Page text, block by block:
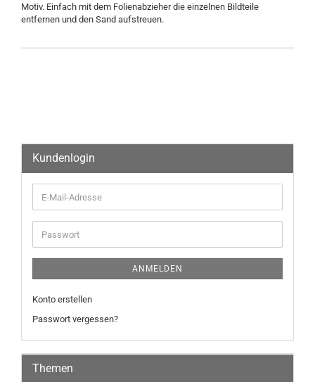
Motiv. Einfach mit dem Folienabzieher die einzelnen Bildteile
entfernen und den Sand aufstreuen.
Kundenlogin
ANMELDEN
Konto erstellen
Passwort vergessen?
Themen